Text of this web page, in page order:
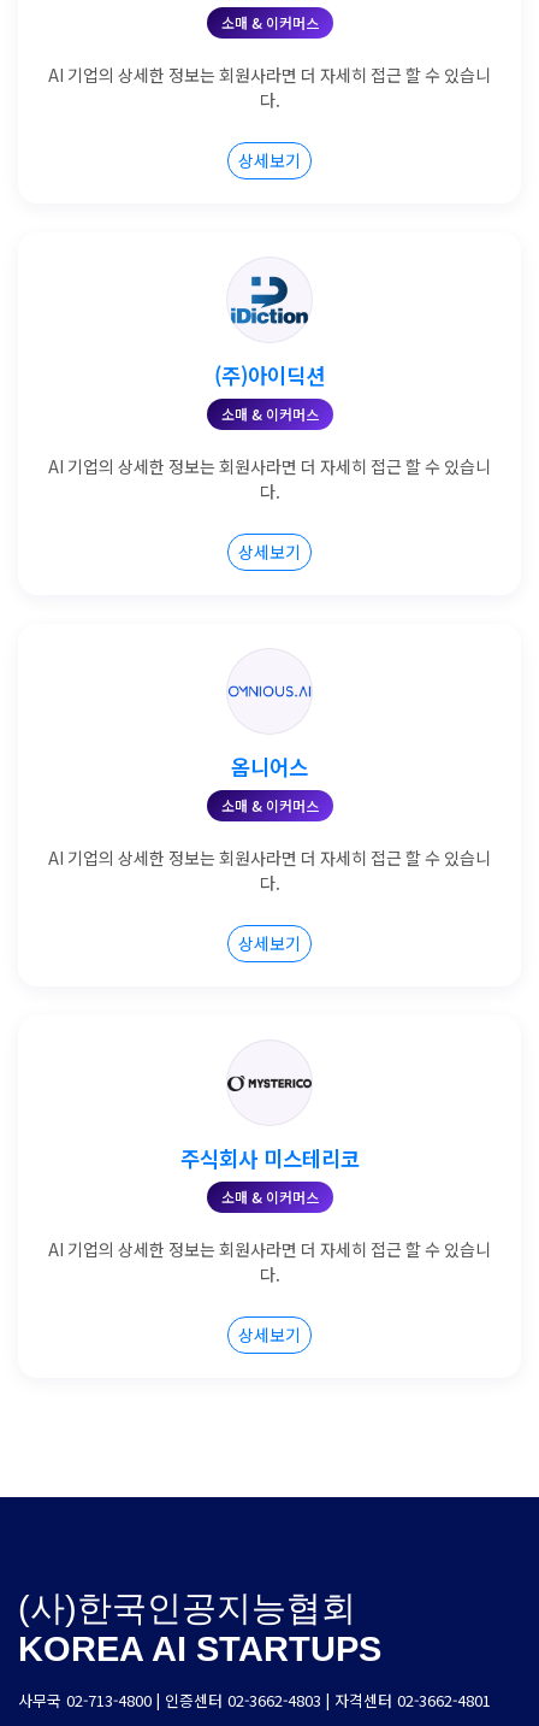
소매 & 이커머스
AI 기업의 상세한 정보는 회원사라면 더 자세히 접근 할 수 있습니
다.
상세보기
(주)아이딕션
소매 & 이커머스
AI 기업의 상세한 정보는 회원사라면 더 자세히 접근 할 수 있습니
다.
상세보기
옴니어스
소매 & 이커머스
AI 기업의 상세한 정보는 회원사라면 더 자세히 접근 할 수 있습니
다.
상세보기
주식회사 미스테리코
소매 & 이커머스
AI 기업의 상세한 정보는 회원사라면 더 자세히 접근 할 수 있습니
다.
상세보기
(사)한국인공지능협회
KOREA AI STARTUPS
사무국 02-713-4800 | 인증센터 02-3662-4803 | 자격센터 02-3662-4801